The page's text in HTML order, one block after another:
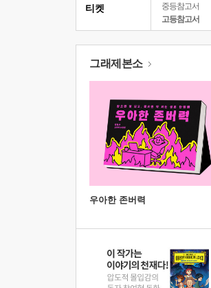
중등참고서
고등참고서
티켓
그래제본소
우아한 존버력